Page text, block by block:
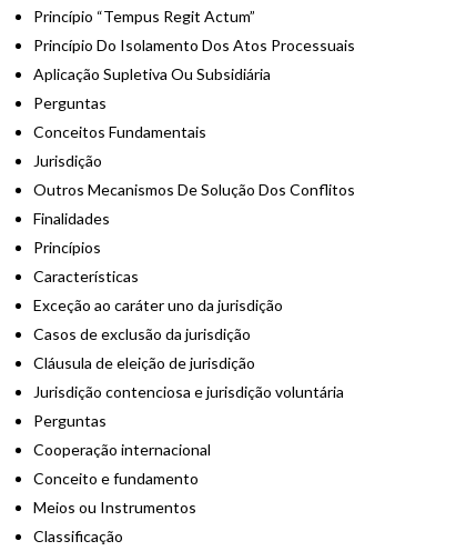
Princípio “Tempus Regit Actum”
Princípio Do Isolamento Dos Atos Processuais
Aplicação Supletiva Ou Subsidiária
Perguntas
Conceitos Fundamentais
Jurisdição
Outros Mecanismos De Solução Dos Conflitos
Finalidades
Princípios
Características
Exceção ao caráter uno da jurisdição
Casos de exclusão da jurisdição
Cláusula de eleição de jurisdição
Jurisdição contenciosa e jurisdição voluntária
Perguntas
Cooperação internacional
Conceito e fundamento
Meios ou Instrumentos
Classificação